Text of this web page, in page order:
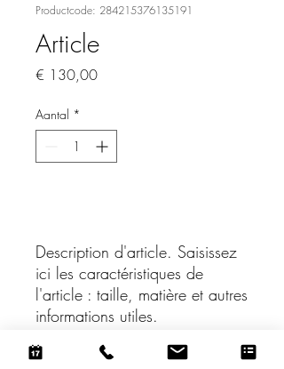
Productcode: 284215376135191
Article
€ 130,00Prijs
Aantal *
Description d'article. Saisissez
ici les caractéristiques de
l'article : taille, matière et autres
informations utiles.